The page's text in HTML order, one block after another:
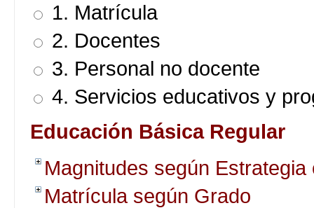
1. Matrícula
2. Docentes
3. Personal no docente
4. Servicios educativos y
Educación Básica Regular
Magnitudes según
Matrícula según Grado